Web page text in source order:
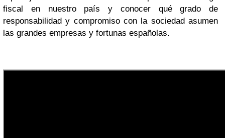
fiscal en nuestro país y conocer qué grado de
responsabilidad y compromiso con la sociedad asumen
las grandes empresas y fortunas españolas.